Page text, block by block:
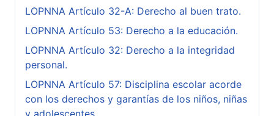
LOPNNA Artículo 32-A: Derecho al buen trato.
LOPNNA Artículo 53: Derecho a la educación.
LOPNNA Artículo 32: Derecho a la integridad
personal.
LOPNNA Artículo 57: Disciplina escolar acorde
con los derechos y garantías de los niños, niñas
y adolescentes.